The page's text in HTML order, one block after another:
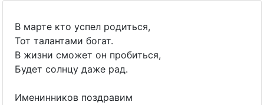
В марте кто успел родиться,
Тот талантами богат.
В жизни сможет он пробиться,
Будет солнцу даже рад.
Именинников поздравим